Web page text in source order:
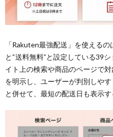
「Rakuten最強配送」を使える
と“送料無料”と設定している39
イト上の検索や商品のページで
を明示し、ユーザーが判別しや
と併せて、最短の配送日も表示す